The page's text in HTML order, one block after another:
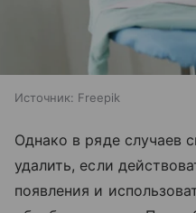
Источник: Freepik
Однако в ряде случаев
удалить, если
появления и